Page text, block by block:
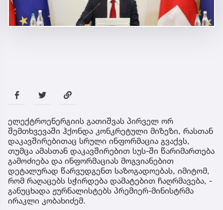
ელექტროენერგიის გათიშვას პირველ ორ
შემთხვევაში ჰქონდა კონკრეტული მიზეზი, რასთან
დაკავშირებითაც სრული ინფორმაცია გვაქვს,
თუმცა ამასთან დაკავშირებით სუს-ში წარიმართება
გამოძიება და ინფორმაციას მოგვიანებით
დეტალურად წარვუდგენთ საზოგადოებას, იმიტომ,
რომ რაღაცებს სჭირდება დამატებით ჩაღრმავება, -
განუცხადა ჟურნალისტებს პრემიერ-მინისტრმა
ირაკლი კობახიძემ.